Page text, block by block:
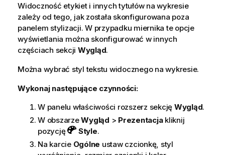
Widoczność etykiet i innych tytułów na wykresie
zależy od tego, jak została skonfigurowana poza
panelem stylizacji. W przypadku miernika te opcje
wyświetlania można skonfigurować w innych
częściach sekcji Wygląd.
Można wybrać styl tekstu widocznego na wykresie.
Wykonaj następujące czynności:
W panelu właściwości rozszerz sekcję Wygląd.
W obszarzeWygląd > Prezentacjakliknij
pozycję
Style.
Na karcie Ogólne ustaw czcionkę, styl